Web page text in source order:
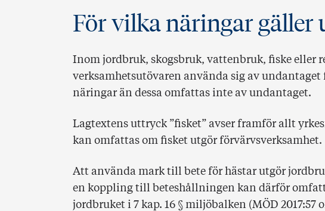
För vilka näringar gäller
Inom jordbruk, skogsbruk, vattenbruk, fiske eller
verksamhetsutövaren använda sig av
näringar än dessa omfattas inte av undantaget.
Lagtextens uttryck ”fisket” avser framför allt
kan omfattas om fisket utgör förvärvsverksamhet.
Att använda mark till bete för hästar utgör
en koppling till beteshållningen kan därför
jordbruket i 7 kap. 16 § miljöbalken (MÖD